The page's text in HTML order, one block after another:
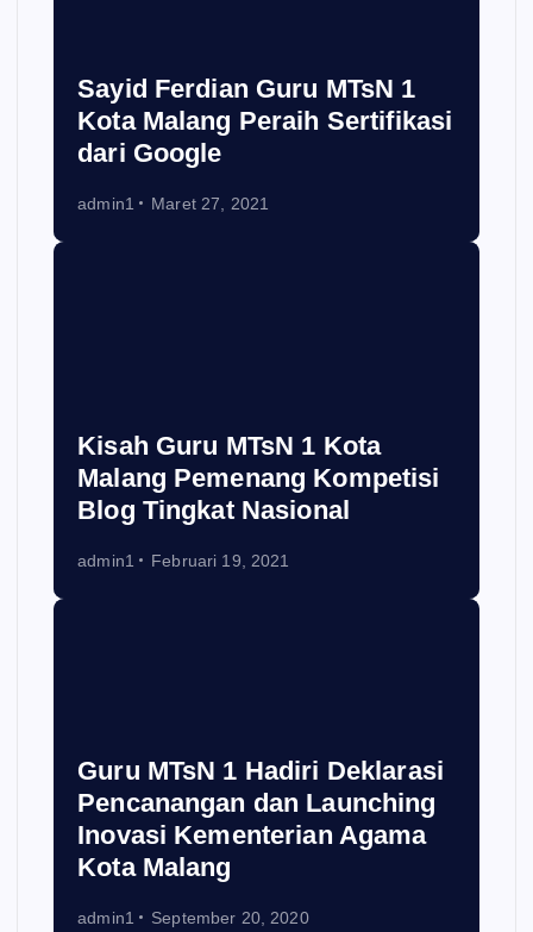
Sayid Ferdian Guru MTsN 1
Kota Malang Peraih Sertifikasi
dari Google
admin1 Maret 27, 2021
Kisah Guru MTsN 1 Kota
Malang Pemenang Kompetisi
Blog Tingkat Nasional
admin1 Februari 19, 2021
Guru MTsN 1 Hadiri Deklarasi
Pencanangan dan Launching
Inovasi Kementerian Agama
Kota Malang
admin1 September 20, 2020